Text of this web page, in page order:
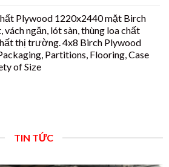
Plywood 1220x2440 mặt Birch
vách ngăn, lót sàn, thùng loa chất
thị trường. 4x8 Birch Plywood
Partitions, Flooring, Case
of Size
TIN TỨC